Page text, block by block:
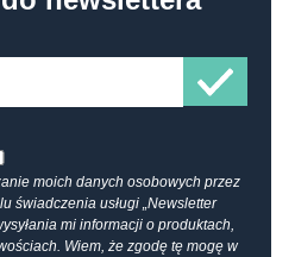
moich danych osobowych przez
świadczenia usługi „Newsletter
mi informacji o produktach,
Wiem, że zgodę tę mogę w